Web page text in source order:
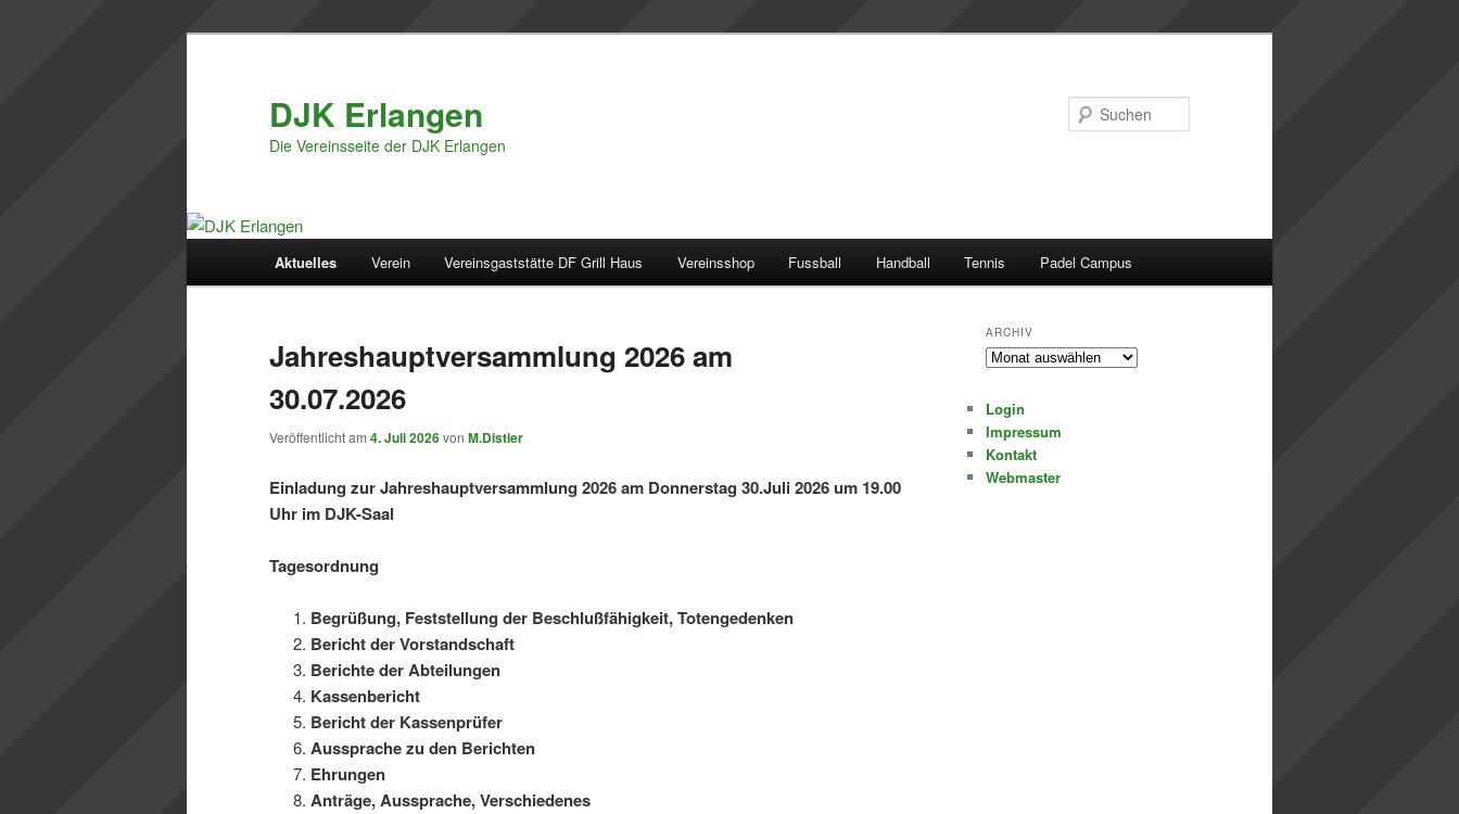
DJK Erlangen
Die Vereinsseite der DJK Erlangen
Aktuelles Verein Vereinsgaststätte DF Grill Haus Vereinsshop Fussball Handball Tennis Padel Campus
Jahreshauptversammlung 2026 am
30.07.2026
Veröffentlicht am 4. Juli 2026von M.Distler
Einladung zur Jahreshauptversammlung 2026 am Donnerstag 30.Juli 2026 um 19.00
Uhr im DJK-Saal
Tagesordnung
Begrüßung, Feststellung der Beschlußfähigkeit, Totengedenken
Bericht der Vorstandschaft
Berichte der Abteilungen
Kassenbericht
Bericht der Kassenprüfer
Aussprache zu den Berichten
Ehrungen
Anträge, Aussprache, Verschiedenes
ARCHIV
Archiv
Login
Impressum
Kontakt
Webmaster